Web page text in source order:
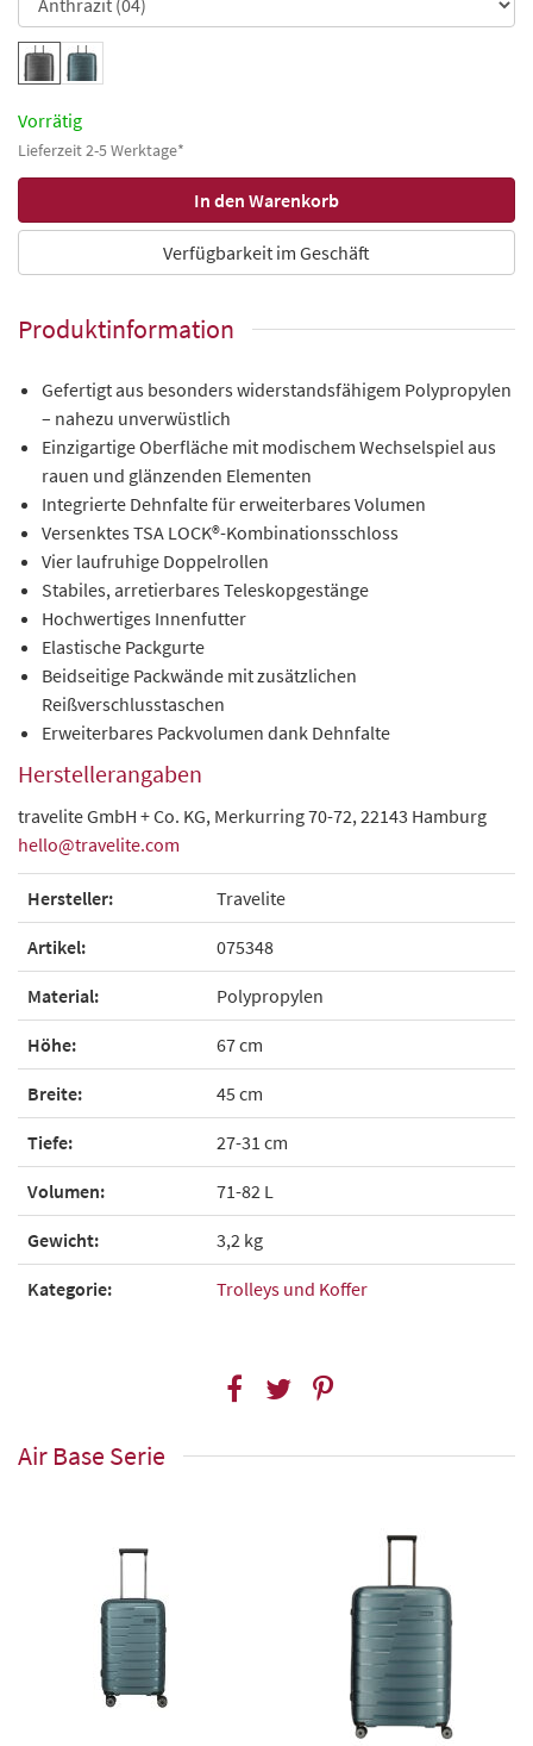
Vorrätig
Lieferzeit 2-5 Werktage*
Verfügbarkeit im Geschäft
Produktinformation
Gefertigt aus besonders widerstandsfähigem Polypropylen
– nahezu unverwüstlich
Einzigartige Oberfläche mit modischem Wechselspiel aus
rauen und glänzenden Elementen
Integrierte Dehnfalte für erweiterbares Volumen
Versenktes TSA LOCK®-Kombinationsschloss
Vier laufruhige Doppelrollen
Stabiles, arretierbares Teleskopgestänge
Hochwertiges Innenfutter
Elastische Packgurte
Beidseitige Packwände mit zusätzlichen
Reißverschlusstaschen
Erweiterbares Packvolumen dank Dehnfalte
Herstellerangaben
travelite GmbH + Co. KG, Merkurring 70-72, 22143 Hamburg
hello@travelite.com
Hersteller: Travelite
Artikel: 075348
Material: Polypropylen
Höhe: 67 cm
Breite: 45 cm
Tiefe: 27-31 cm
Volumen: 71-82 L
Gewicht: 3,2 kg
Kategorie: Trolleys und Koffer
Air Base Serie